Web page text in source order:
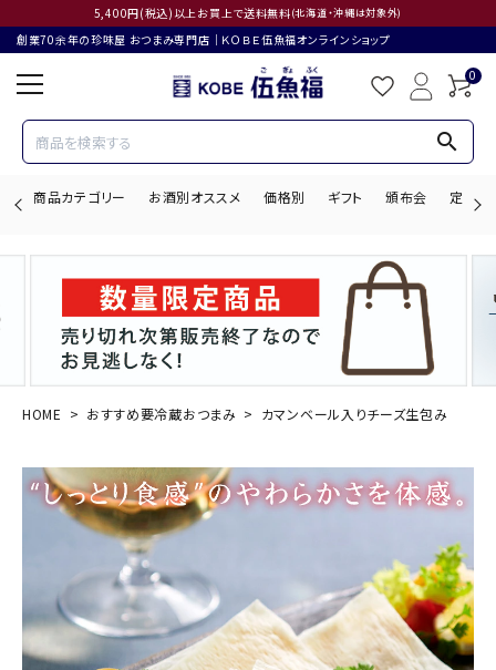
5,400円(税込)以上お買上で送料無料(北海道・沖縄は対象外)
創業70余年の珍味屋 おつまみ専門店│ＫＯＢＥ伍魚福オンラインショップ
0
search
商品カテゴリー お酒別オススメ 価格別 ギフト 頒布会 定期購
search
ACCOUNT MENU
商品カテゴリー
お酒別オススメ
価格別
HOME おすすめ要冷蔵おつまみ カマンベール入りチーズ生包み